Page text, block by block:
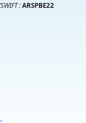
:ARSPBE22